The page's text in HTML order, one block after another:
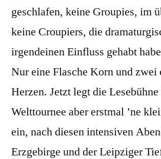
geschlafen, keine Groupies, im
keine Croupiers, die
irgendeinen Einfluss gehabt
Nur eine Flasche Korn und zwei
Herzen. Jetzt legt die
Welttournee aber erstmal ’ne
ein, nach diesen intensiven
Erzgebirge und der Leipziger